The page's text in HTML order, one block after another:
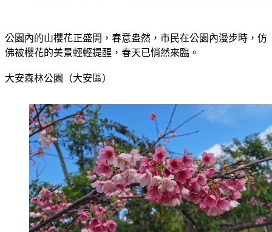
公園內的山櫻花正盛開，春意盎然，市民在公園內漫步時，仿
佛被櫻花的美景輕輕提醒，春天已悄然來臨。
大安森林公園（大安區）